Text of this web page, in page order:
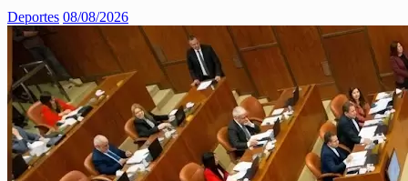
Deportes 08/08/2026